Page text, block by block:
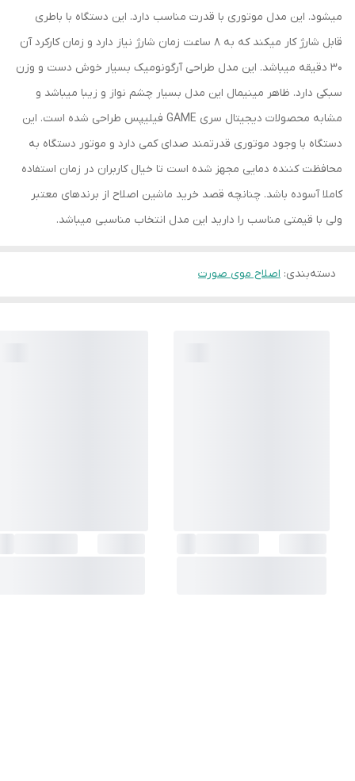
میشود. این مدل موتوری با قدرت مناسب دارد. این دستگاه با باطری
قابل شارژ کار میکند که به 8 ساعت زمان شارژ نیاز دارد و زمان کارکرد آن
30 دقیقه میباشد. این مدل طراحی آرگونومیک بسیار خوش دست و وزن
سبکی دارد. ظاهر مینیمال این مدل بسیار چشم نواز و زیبا میباشد و
مشابه محصولات دیجیتال سری GAME فیلیپس طراحی شده است. این
دستگاه با وجود موتوری قدرتمند صدای کمی دارد و موتور دستگاه به
محافظت کننده دمایی مجهز شده است تا خیال کاربران در زمان استفاده
کاملا آسوده باشد. چنانچه قصد خرید ماشین اصلاح از برندهای معتبر
ولی با قیمتی مناسب را دارید این مدل انتخاب مناسبی میباشد.
دسته‌بندی: اصلاح موی صورت